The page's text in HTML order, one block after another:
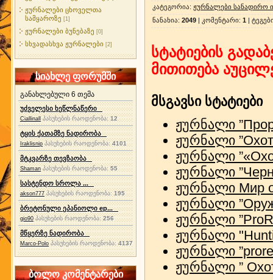
ჟურნალები ცხოველთა
სამყაროზე [1]
ჟურნალები ბუნებაზე [0]
სხვადასხვა ჟურნალები [2]
სიახლე ფორუმში
განახლებული 6 თემა
უძველესი ხეწლნაწერი
Ciallinall პასუხების რაოდენობა:12
ტყის ქათამზე ნადირობა
Iraklisnip პასუხების რაოდენობა: 4101
მტკვარზე თევზაობა
Shaman პასუხების რაოდენობა:55
სასტენდო სროლა ...
akson777 პასუხების რაოდენობა:195
ბრეტონული ეპანიოლი ep...
gio90 პასუხების რაოდენობა:256
მწყერზე ნადირობა
Marco-Polo პასუხების რაოდენობა:4137
ბოლო კომენტარები
კატეგორია: ჟურნალები სანადირო
ნანახია: 2049 | კომენტარი: 1 |
სტატიების
მითითება
მსგავსი სტატიები
ჟურნალი
ჟურნალი
ჟურნალი
ჟურნალი
ჟურნალი Мир
ჟურნალი
ჟურნალი
ჟურნალი
ჟურნალი
ჟურნალი ”